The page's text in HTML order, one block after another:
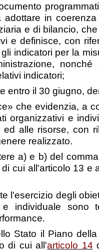
adottare in
e di bilancio,
e definisce, con
indicatori per la
indicatori;
entro il 30 giugno,
che evidenzia, a
organizzativi e
ed alle risorse, con
realizzato.
a) e b) del
cui all'articolo 13 e
l'esercizio degli
individuale sono
Stato il Piano
di cui all'articolo 14